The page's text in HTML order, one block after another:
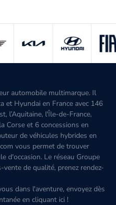
automobile multimarque. Il
et Hyundai en France avec 146
l’Aquitaine, l'Île-de-France,
Corse et 6 concessions en
de véhicules hybrides en
vous permet de trouver
d'occasion. Le réseau Groupe
vente de qualité, prenez rendez-
dans l'aventure, envoyez dès
en cliquant ici !